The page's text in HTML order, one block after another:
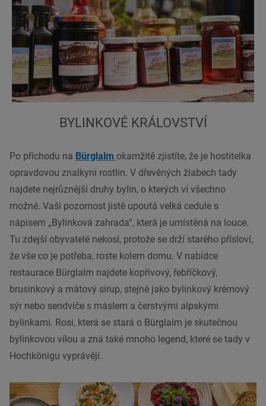
BYLINKOVÉ KRÁLOVSTVÍ
Po příchodu na Bürglalm okamžitě zjistíte, že je hostitelka
opravdovou znalkyní rostlin. V dřevěných žlabech tady
najdete nejrůznější druhy bylin, o kterých ví všechno
možné. Vaši pozornost jistě upoutá velká cedule s
nápisem „Bylinková zahrada“, která je umístěná na louce.
Tu zdejší obyvatelé nekosí, protože se drží starého přísloví,
že vše co je potřeba, roste kolem domu. V nabídce
restaurace Bürglalm najdete kopřivový, řebříčkový,
brusinkový a mátový sirup, stejně jako bylinkový krémový
sýr nebo sendviče s máslem a čerstvými alpskými
bylinkami. Rosi, která se stará o Bürglalm je skutečnou
bylinkovou vílou a zná také mnoho legend, které se tady v
Hochkönigu vyprávějí.